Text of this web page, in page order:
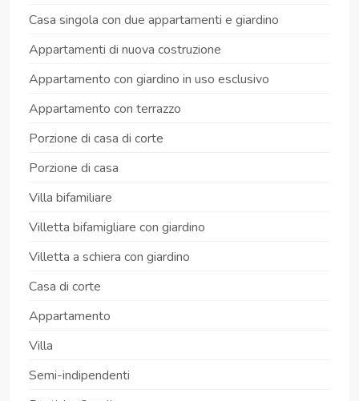
Casa singola con due appartamenti e giardino
Appartamenti di nuova costruzione
Appartamento con giardino in uso esclusivo
Appartamento con terrazzo
Porzione di casa di corte
Porzione di casa
Villa bifamiliare
Villetta bifamigliare con giardino
Villetta a schiera con giardino
Casa di corte
Appartamento
Villa
Semi-indipendenti